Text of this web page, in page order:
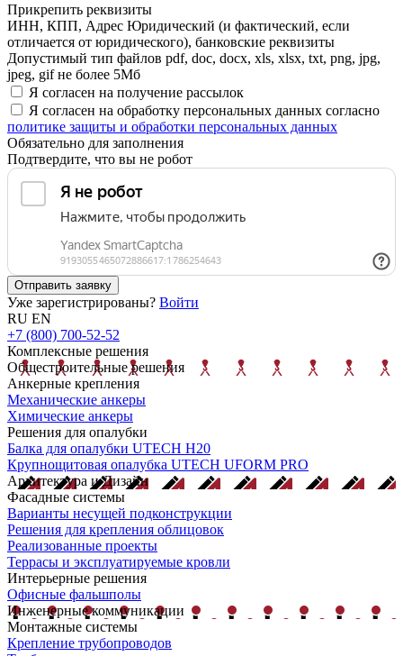
Прикрепить реквизиты
ИНН, КПП, Адрес Юридический (и фактический, если
отличается от юридического), банковские реквизиты
Допустимый тип файлов pdf, doc, docx, xls, xlsx, txt, png, jpg,
jpeg, gif не более 5Мб
Я согласен на получение рассылок
Я согласен на обработку персональных данных согласно
политике защиты и обработки персональных данных
Обязательно для заполнения
Подтвердите, что вы не робот
Отправить заявку
Уже зарегистрированы? Войти
RU EN
+7 (800) 700-52-52
Комплексные решения
Общестроительные решения
Анкерные крепления
Механические анкеры
Химические анкеры
Решения для опалубки
Балка для опалубки UTECH H20
Крупнощитовая опалубка UTECH UFORM PRO
Архитектура и Дизайн
Фасадные системы
Варианты несущей подконструкции
Решения для крепления облицовок
Реализованные проекты
Террасы и эксплуатируемые кровли
Интерьерные решения
Офисные фальшполы
Инженерные коммуникации
Монтажные системы
Крепление трубопроводов